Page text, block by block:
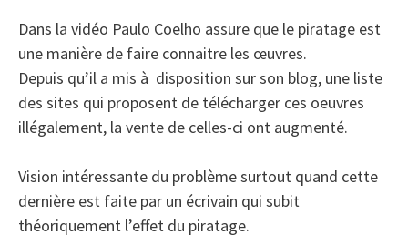
Dans la vidéo Paulo Coelho assure que le piratage est
une manière de faire connaitre les œuvres.
Depuis qu’il a mis à disposition sur son blog, une liste
des sites qui proposent de télécharger ces oeuvres
illégalement, la vente de celles-ci ont augmenté.
Vision intéressante du problème surtout quand cette
dernière est faite par un écrivain qui subit
théoriquement l’effet du piratage.